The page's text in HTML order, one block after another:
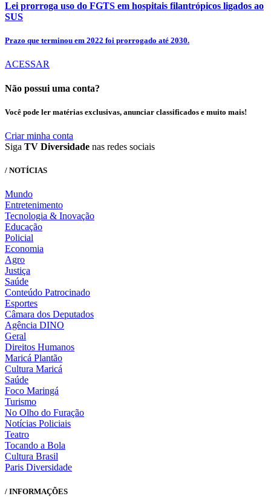
Lei prorroga uso do FGTS em hospitais filantrópicos ligados ao
SUS
Prazo que terminou em 2022 foi prorrogado até 2030.
ACESSAR
Não possui uma conta?
Você pode ler matérias exclusivas, anunciar classificados e muito mais!
Criar minha conta
Siga TV Diversidade nas redes sociais
/ NOTÍCIAS
Mundo
Entretenimento
Tecnologia & Inovação
Educação
Policial
Economia
Agro
Justiça
Saúde
Conteúdo Patrocinado
Esportes
Câmara dos Deputados
Agência DINO
Geral
Direitos Humanos
Maricá Plantão
Cultura Maricá
Saúde
Foco Maringá
Turismo
No Olho do Furação
Notícias Policiais
Teatro
Tocando a Bola
Cultura Brasil
Paris Diversidade
/ INFORMAÇÕES